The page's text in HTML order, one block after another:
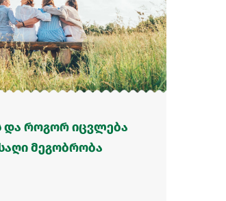
და როგორ იცვლება
მეგობრობა